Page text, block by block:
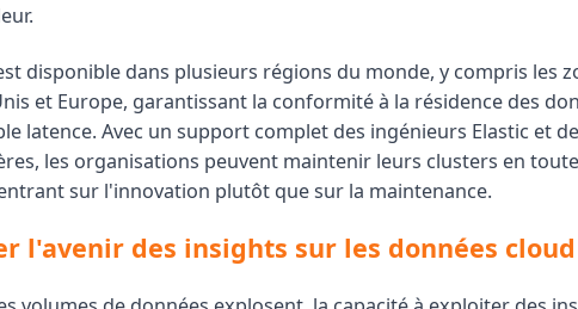
disponible dans plusieurs régions du monde, y compris les
et Europe, garantissant la conformité à la résidence des
latence. Avec un support complet des ingénieurs Elastic et
les organisations peuvent maintenir leurs clusters en
sur l'innovation plutôt que sur la maintenance.
l'avenir des insights sur les données cloud